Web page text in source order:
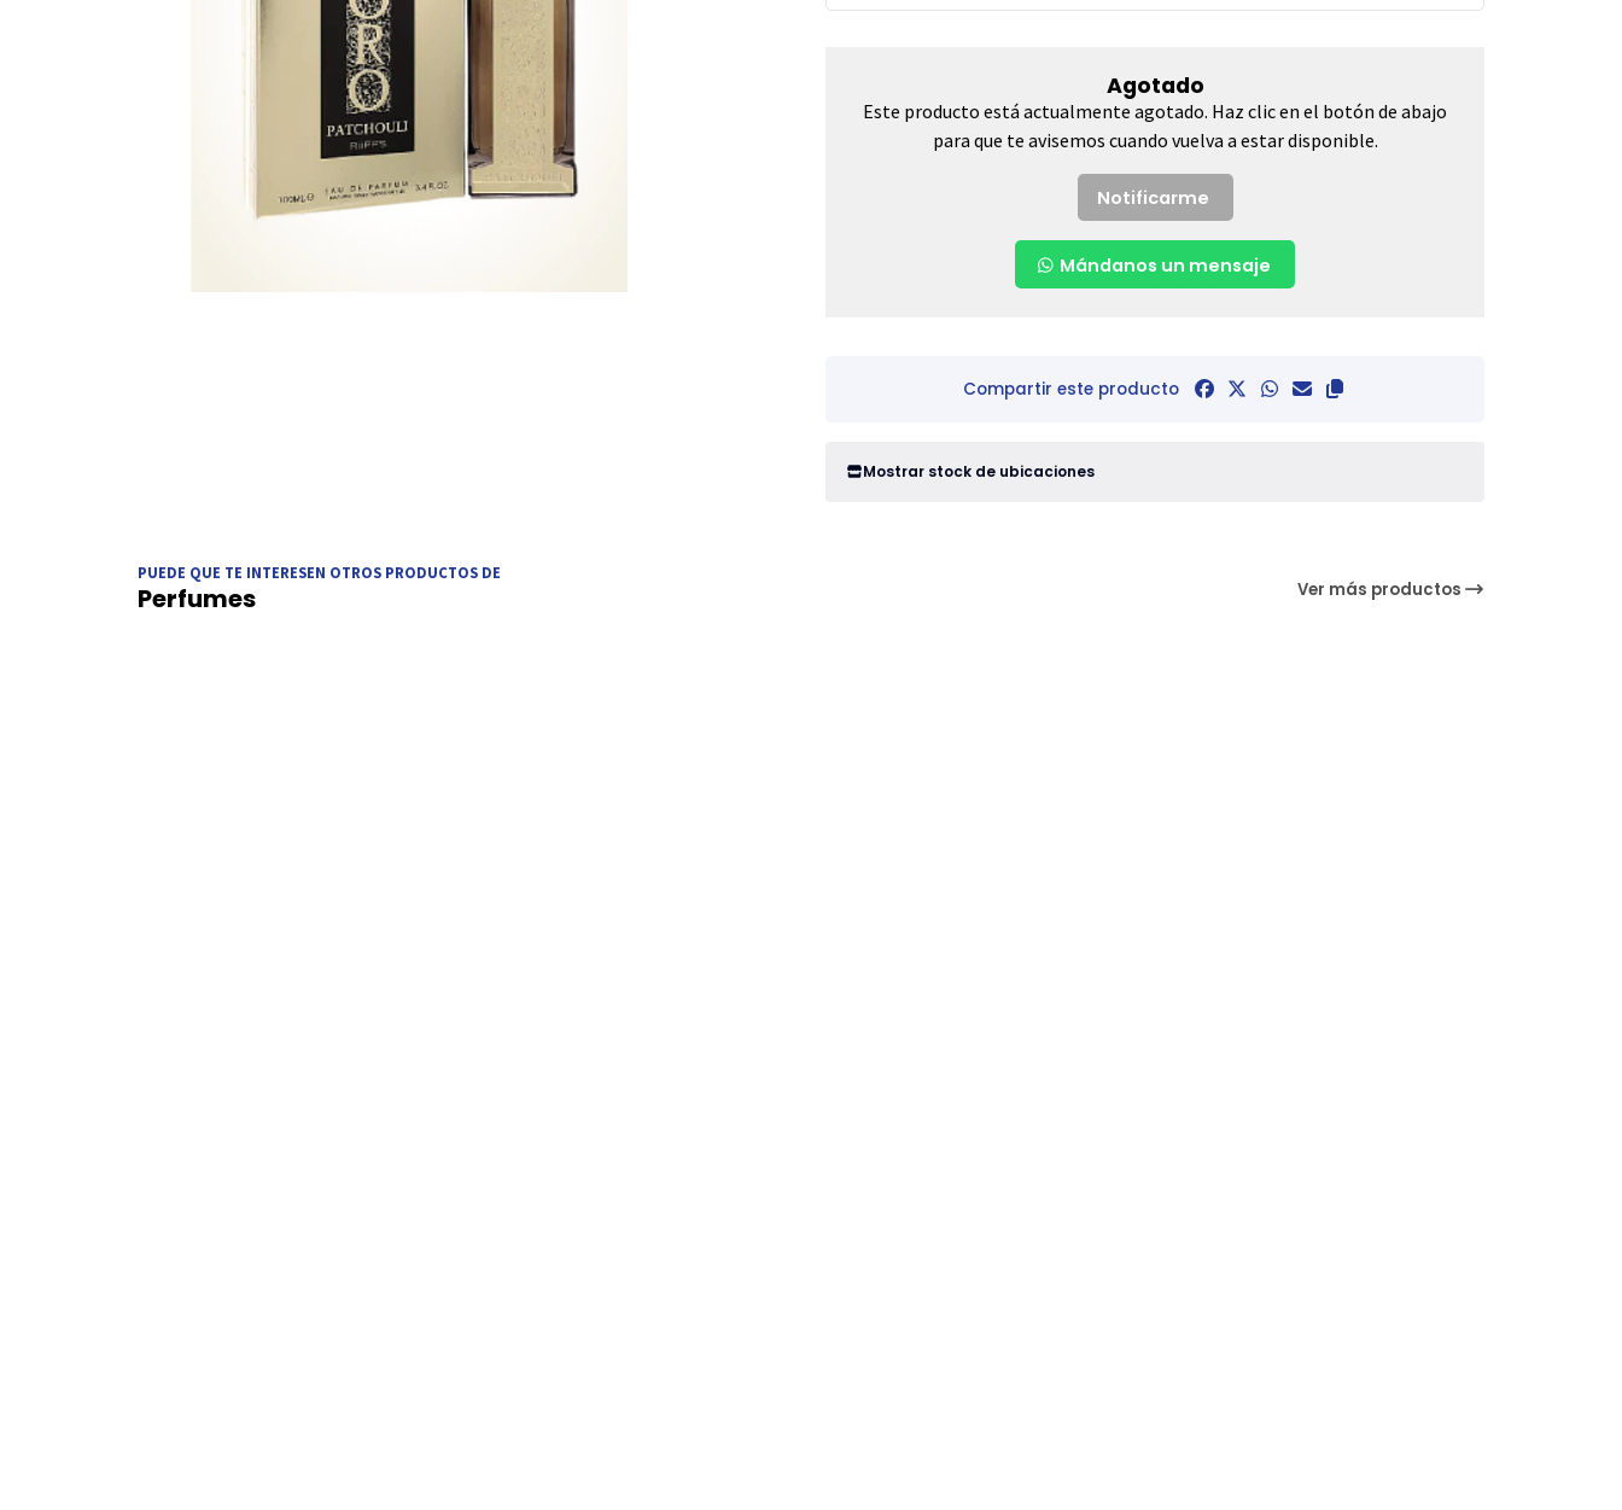
Agotado
Este producto está actualmente agotado. Haz clic en el botón de abajo
para que te avisemos cuando vuelva a estar disponible.
Notificarme
Mándanos un mensaje
Compartir este producto
Mostrar stock de ubicaciones
PUEDE QUE TE INTERESEN OTROS PRODUCTOS DE
Perfumes Ver más productos